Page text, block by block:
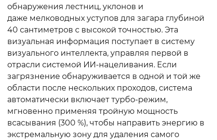
обнаружения лестниц, уклонов и
даже мелководных уступов для загара глубиной
40 сантиметров с высокой точностью. Эта
визуальная информация поступает в систему
визуального интеллекта, управляя первой в
отрасли системой ИИ-нацеливания. Если
загрязнение обнаруживается в одной и той же
области после нескольких проходов, система
автоматически включает турбо-режим,
мгновенно применяя тройную мощность
всасывания (300 %), чтобы направить энергию в
экстремальную зону для удаления самого